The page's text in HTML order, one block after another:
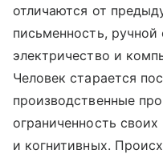
отличаются от
письменность,
электричество и
Человек старается
производственные
ограниченность
и когнитивных.